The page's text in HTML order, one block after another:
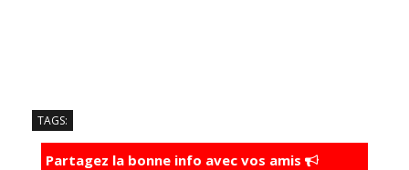
TAGS:
Partagez la bonne info avec vos amis